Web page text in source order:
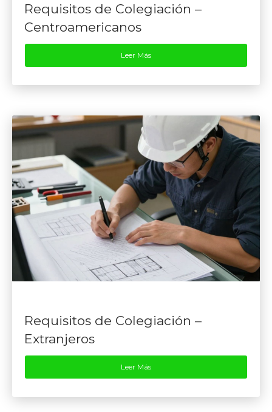
Requisitos de Colegiación –
Centroamericanos
Leer Más
Requisitos de Colegiación –
Extranjeros
Leer Más